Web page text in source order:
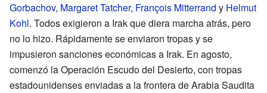
Gorbachov, Margaret Tatcher, François Mitterrand y Helmut
Kohl. Todos exigieron a Irak que diera marcha atrás, pero
no lo hizo. Rápidamente se enviaron tropas y se
impusieron sanciones económicas a Irak. En agosto,
comenzó la Operación Escudo del Desierto, con tropas
estadounidenses enviadas a la frontera de Arabia Saudita